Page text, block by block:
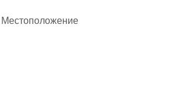
Местоположение